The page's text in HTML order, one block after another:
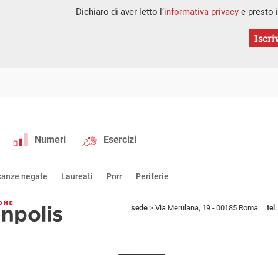
Dichiaro di aver letto l’informativa privacye presto
Numeri Esercizi
negate Laureati Pnrr Periferie
sede > Via Merulana, 19 - 00185 Roma tel.